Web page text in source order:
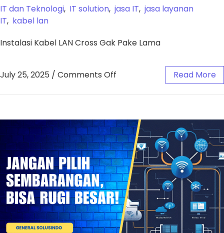
IT dan Teknologi, IT solution, jasa IT, jasa layanan
IT, kabel lan
Instalasi Kabel LAN Cross Gak Pake Lama
July 25, 2025 / Comments Off Read More